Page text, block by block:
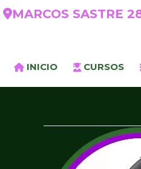
MARCOS SASTRE
INICIO CURSOS
BANEGAS